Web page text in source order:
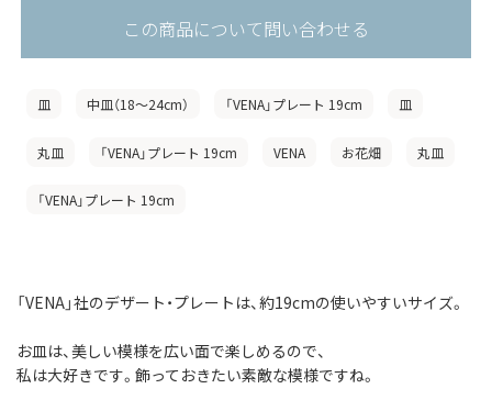
この商品について問い合わせる
皿 中皿（18〜24cm） 「VENA」プレート 19cm 皿
丸皿 「VENA」プレート 19cm VENA お花畑 丸皿
「VENA」プレート 19cm
「VENA」社のデザート・プレートは、約19cmの使いやすいサイズ。
お皿は、美しい模様を広い面で楽しめるので、
私は大好きです。飾っておきたい素敵な模様ですね。